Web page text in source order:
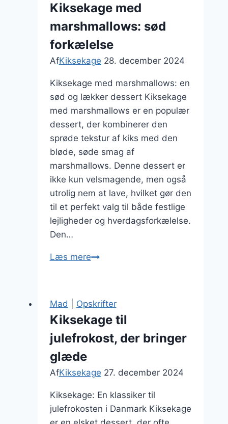
Kiksekage med
marshmallows: sød
forkælelse
AfKiksekage 28. december 2024
Kiksekage med marshmallows: en
sød og lækker dessert Kiksekage
med marshmallows er en populær
dessert, der kombinerer den
sprøde tekstur af kiks med den
bløde, søde smag af
marshmallows. Denne dessert er
ikke kun velsmagende, men også
utrolig nem at lave, hvilket gør den
til et perfekt valg til både festlige
lejligheder og hverdagsforkælelse.
Den…
Læs mereKiksekage
sød
Mad Opskrifter
Kiksekage til
julefrokost, der bringer
glæde
AfKiksekage 27. december 2024
Kiksekage: En klassiker til
julefrokosten i Danmark Kiksekage